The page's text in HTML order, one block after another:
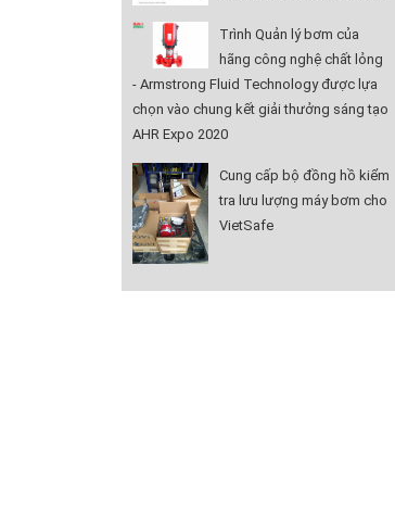
Trình Quản lý bơm của
hãng công nghệ chất lỏng
- Armstrong Fluid Technology được lựa
chọn vào chung kết giải thưởng sáng tạo
AHR Expo 2020
Cung cấp bộ đồng hồ kiểm
tra lưu lượng máy bơm cho
VietSafe